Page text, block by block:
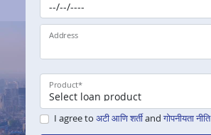
Address
Product*
I agree to अटी आणि शर्तीand गोपनीयता नीति